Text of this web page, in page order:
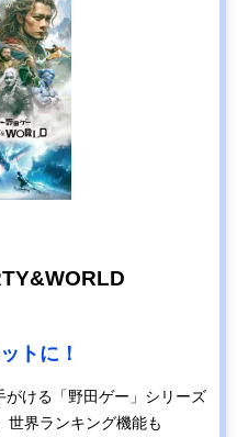
トに！
ける「野田ゲー」シリーズ
世界ランキング機能も